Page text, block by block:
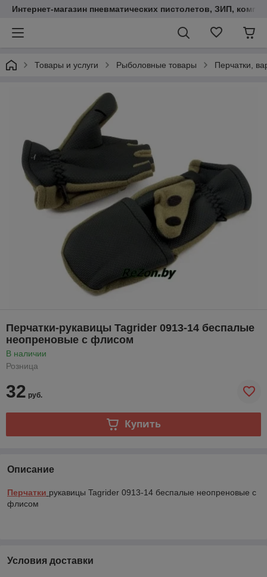
Интернет-магазин пневматических пистолетов, ЗИП,
Товары и услуги Рыболовные товары Перчатки,
Перчатки-рукавицы Tagrider 0913-14 беспалые
неопреновые с флисом
В наличии
Розница
32 руб.
Купить
Описание
Перчатки рукавицы Tagrider 0913-14 беспалые неопреновые с
флисом
Условия доставки